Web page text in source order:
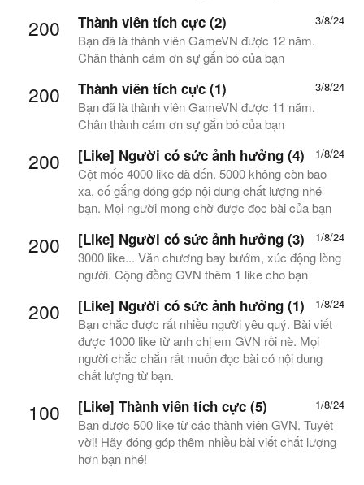
200 3/8/24
Thành viên tích cực (2)
Bạn đã là thành viên GameVN được 12 năm.
Chân thành cám ơn sự gắn bó của bạn
200 3/8/24
Thành viên tích cực (1)
Bạn đã là thành viên GameVN được 11 năm.
Chân thành cám ơn sự gắn bó của bạn
200 1/8/24
[Like] Người có sức ảnh hưởng (4)
Cột mốc 4000 like đã đến. 5000 không còn bao
xa, cố gắng đóng góp nội dung chất lượng nhé
bạn. Mọi người mong chờ được đọc bài của bạn
200 1/8/24
[Like] Người có sức ảnh hưởng (3)
3000 like... Văn chương bay bướm, xúc động lòng
người. Cộng đồng GVN thêm 1 like cho bạn
200 1/8/24
[Like] Người có sức ảnh hưởng (1)
Bạn chắc được rất nhiều người yêu quý. Bài viết
được 1000 like từ anh chị em GVN rồi nè. Mọi
người chắc chắn rất muốn đọc bài có nội dung
chất lượng từ bạn.
100 1/8/24
[Like] Thành viên tích cực (5)
Bạn được 500 like từ các thành viên GVN. Tuyệt
vời! Hãy đóng góp thêm nhiều bài viết chất lượng
hơn bạn nhé!